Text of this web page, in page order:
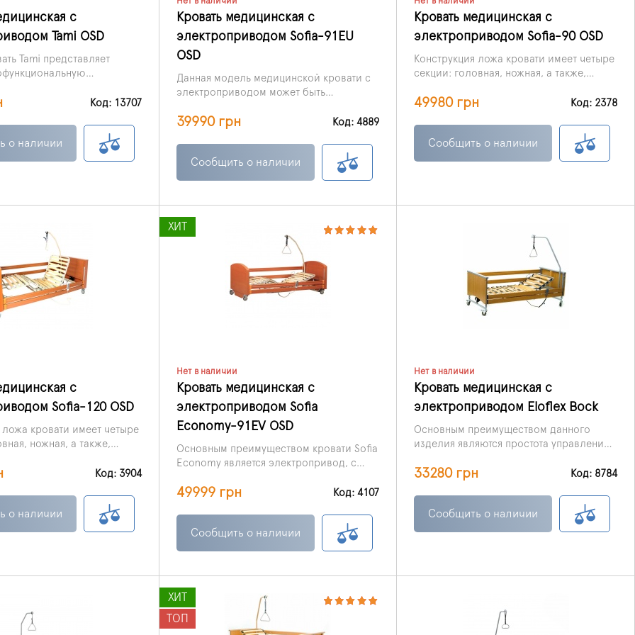
материалов, тщательно и тщательно
отполированы.
с
Tami OSD
Tami представляет
электроприводами и
Код: 13707
о наличии
Кровать медицинская с
электроприводом Sofia-91EU
OSD
Данная модель медицинской кровати с
электроприводом может быть
также домашних условиях.
39990 грн Код: 4889
Сообщить о наличии
Кровать медицинская с
электроприводом Sofia-90 OSD
Конструкция ложа кровати имеет четыре
секции: головная, ножная, а также,
части спины.
49980 грн Код: 2378
Сообщить о наличии
с
Sofia-120 OSD
ложа кровати имеет четыре
ножная, а также,
Код: 3904
о наличии
ХИТ
Нет в наличии
Кровать медицинская с
электроприводом Sofia
Economy-91EV OSD
Основным преимуществом кровати Sofia
Economy является электропривод, с
регулировка общей высоты кровати,
49999 грн Код: 4107
Сообщить о наличии
Нет в наличии
Кровать медицинская с
электроприводом Eloflex Bock
Основным преимуществом данного
изделия являются простота управления
обеспечивающие наилучшие условия
реабилитации и лечения.
33280 грн Код: 8784
Сообщить о наличии
ХИТ
ТОП